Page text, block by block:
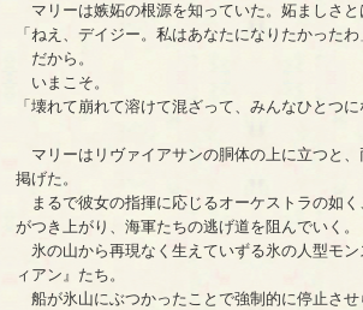
マリーは嫉妬の根源を知っていた。妬ましさ
「ねえ、デイジー。私はあなたになりたかったわ
だから。
いまこそ。
「壊れて崩れて溶けて混ざって、みんなひとつに
マリーはリヴァイアサンの胴体の上に立つと
掲げた。
まるで彼女の指揮に応じるオーケストラの如く
がつき上がり、海軍たちの逃げ道を阻んでいく。
氷の山から再現なく生えていずる氷の人型モ
ィアン』たち。
船が氷山にぶつかったことで強制的に停止さ